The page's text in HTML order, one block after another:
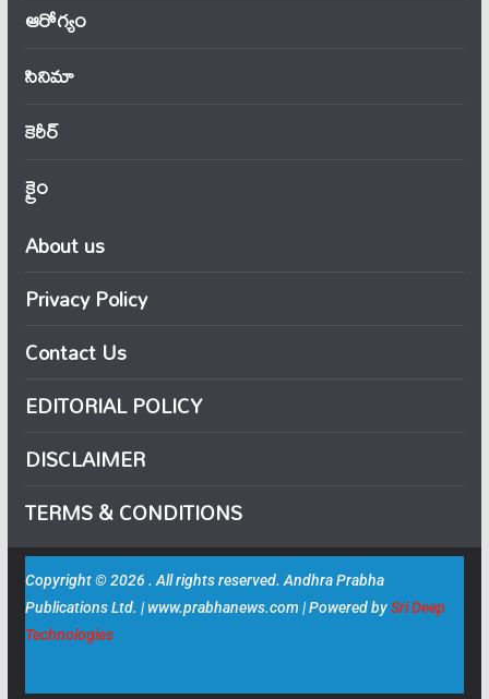
ఆరోగ్యం
సినిమా
కెరీర్
క్రైం
About us
Privacy Policy
Contact Us
EDITORIAL POLICY
DISCLAIMER
TERMS & CONDITIONS
Copyright © 2026 . All rights reserved. Andhra Prabha
Publications Ltd. | www.prabhanews.com | Powered bySri Deep
Technologies